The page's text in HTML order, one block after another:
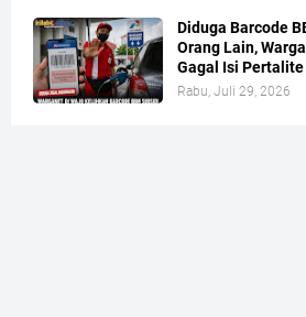
Diduga Barcode
Orang Lain,
Gagal Isi Pertalite
Rabu, Juli 29, 2026